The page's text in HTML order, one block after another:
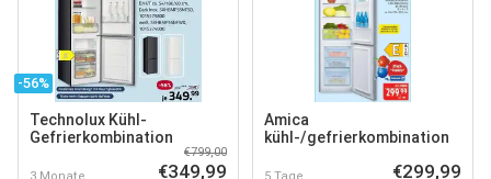
-56%
Technolux Kühl-
Gefrierkombination
3 Monate
€799,00
€349,99
Amica
kühl-/gefrierkombination
5 Tage €299,99